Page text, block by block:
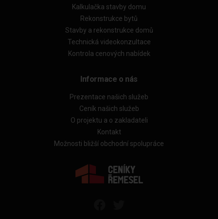
Kalkulačka stavby domu
Rekonstrukce bytů
Stavby a rekonstrukce domů
Technická videokonzultace
Kontrola cenových nabídek
Informace o nás
Prezentace našich služeb
Ceník našich služeb
O projektu a o zakladateli
Kontakt
Možnosti bližší obchodní spolupráce